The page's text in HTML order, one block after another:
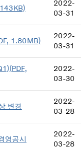
2022-
03-31
1.80MB)
2022-
03-31
2022-
03-30
변경
2022-
03-28
영공시
2022-
03-28